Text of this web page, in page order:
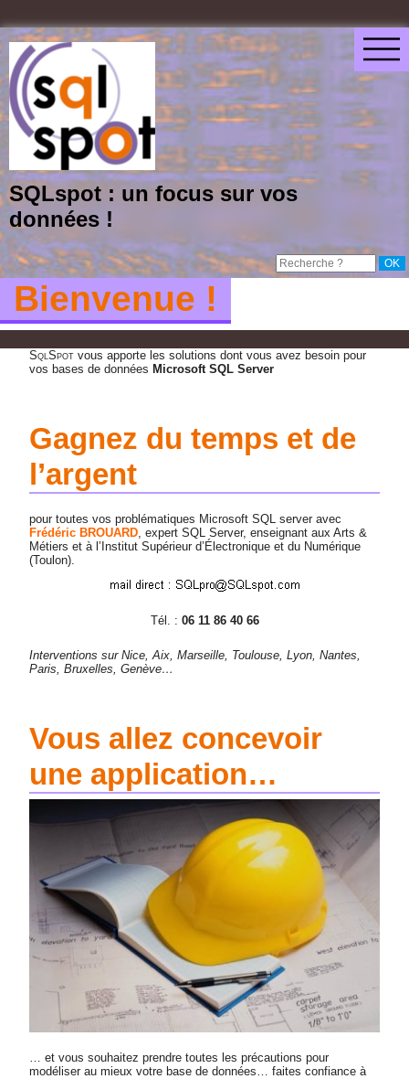
SQLspot : un focus sur vos
données !
Bienvenue !
SqlSpot vous apporte les solutions dont vous avez besoin pour
vos bases de donnéesMicrosoft SQL Server
Gagnez du temps et de
l’argent
pour toutes vos problématiques Microsoft SQL server avec
Frédéric BROUARD , expert SQL Server, enseignant aux Arts &
Métiers et à l’Institut Supérieur d’Électronique et du Numérique
(Toulon).
Tél. : 06 11 86 40 66
Interventions sur Nice, Aix, Marseille, Toulouse, Lyon, Nantes,
Paris, Bruxelles, Genève…
Vous allez concevoir
une application…
… et vous souhaitez prendre toutes les précautions pour
modéliser au mieux votre base de données… faites confiance à